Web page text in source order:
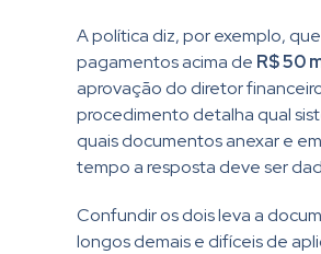
A política diz, por exemplo, que
pagamentos acima de R$ 50
aprovação do diretor
procedimento detalha qual
quais documentos anexar e
tempo a resposta deve ser
Confundir os dois leva a
longos demais e difíceis de